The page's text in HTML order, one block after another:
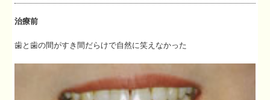
治療前
歯と歯の間がすき間だらけで自然に笑えなかった